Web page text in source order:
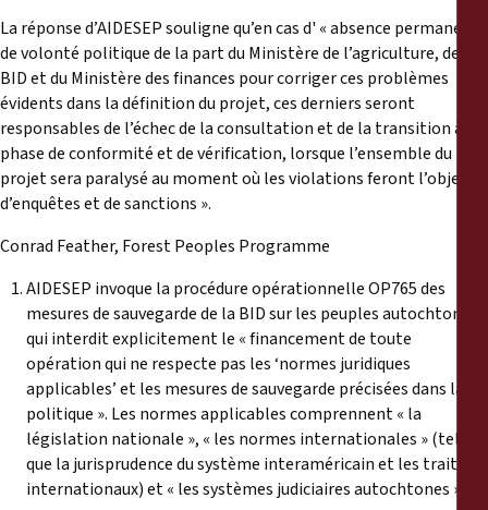
La réponse d’AIDESEP souligne qu’en cas d' « absence permanente
de volonté politique de la part du Ministère de l’agriculture, de la
BID et du Ministère des finances pour corriger ces problèmes
évidents dans la définition du projet, ces derniers seront
responsables de l’échec de la consultation et de la transition à la
phase de conformité et de vérification, lorsque l’ensemble du
projet sera paralysé au moment où les violations feront l’objet
d’enquêtes et de sanctions ».
Conrad Feather, Forest Peoples Programme
AIDESEP invoque la procédure opérationnelle OP765 des
mesures de sauvegarde de la BID sur les peuples autochtones,
qui interdit explicitement le « financement de toute
opération qui ne respecte pas les ‘normes juridiques
applicables’ et les mesures de sauvegarde précisées dans la
politique ». Les normes applicables comprennent « la
législation nationale », « les normes internationales » (telles
que la jurisprudence du système interaméricain et les traités
internationaux) et « les systèmes judiciaires autochtones ».